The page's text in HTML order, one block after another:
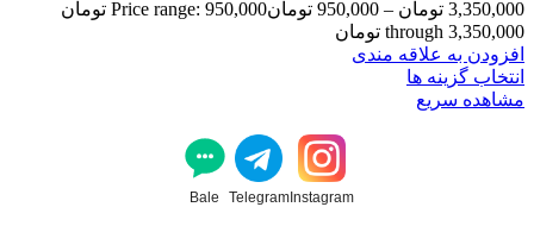
3,350,000 تومان –
950,000 تومان
Price range: 950,000 تومان
through 3,350,000 تومان
افزودن به علاقه مندی
انتخاب گزینه ها
مشاهده سریع
Instagram
Telegram
Bale